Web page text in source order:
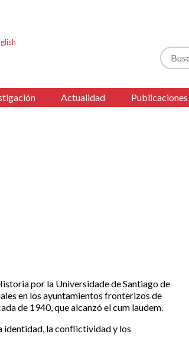
Buscar
Actualidad Publicaciones
por la Universidade de Santiago de
en los ayuntamientos fronterizos de
de 1940, que alcanzó el cum laudem.
identidad, la conflictividad y los